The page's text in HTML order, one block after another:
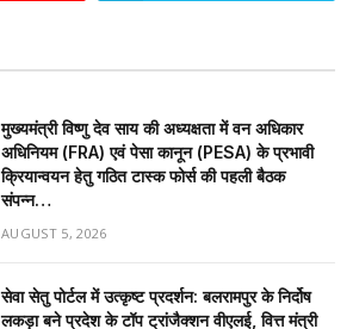
मुख्यमंत्री विष्णु देव साय की अध्यक्षता में वन अधिकार
अधिनियम (FRA) एवं पेसा कानून (PESA) के प्रभावी
क्रियान्वयन हेतु गठित टास्क फोर्स की पहली बैठक
संपन्न…
AUGUST 5, 2026
सेवा सेतु पोर्टल में उत्कृष्ट प्रदर्शन: बलरामपुर के निर्दोष
लकड़ा बने प्रदेश के टॉप ट्रांजैक्शन वीएलई, वित्त मंत्री